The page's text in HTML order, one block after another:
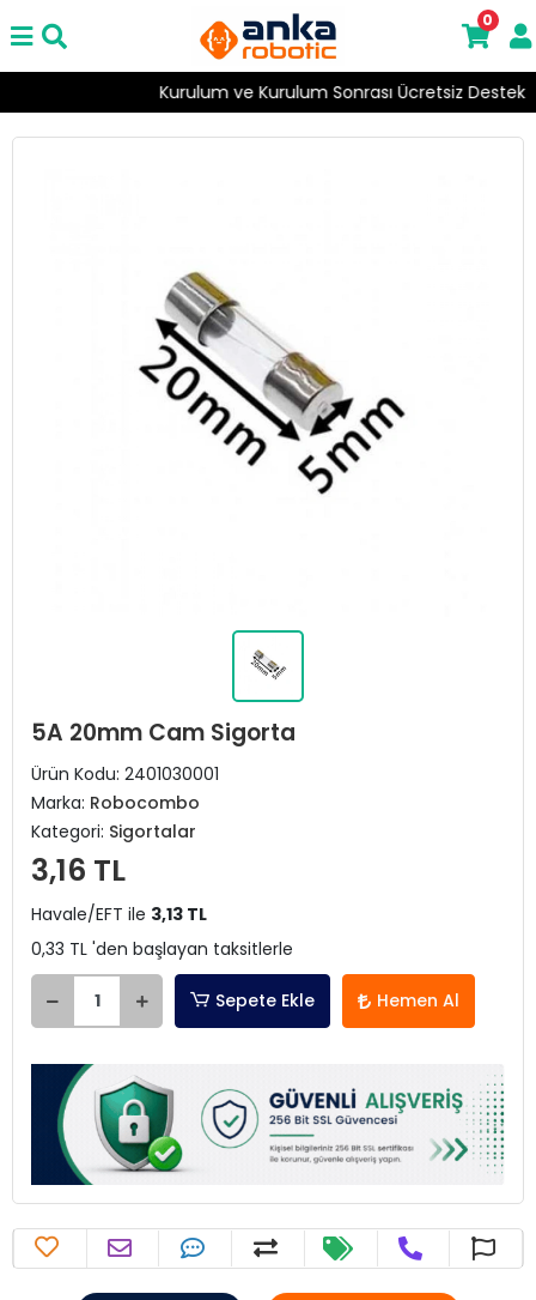
Kurulum ve Kurulum Sonrası Ücretsiz Destek
0
5A 20mm Cam Sigorta
Ürün Kodu: 2401030001
Marka: Robocombo
Kategori: Sigortalar
3,16 TL
Havale/EFT ile 3,13 TL
0,33 TL 'den başlayan taksitlerle
Sepete Ekle Hemen Al